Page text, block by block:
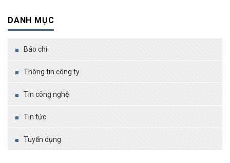
DANH MỤC
Báo chí
Thông tin công ty
Tin công nghệ
Tin tức
Tuyển dụng